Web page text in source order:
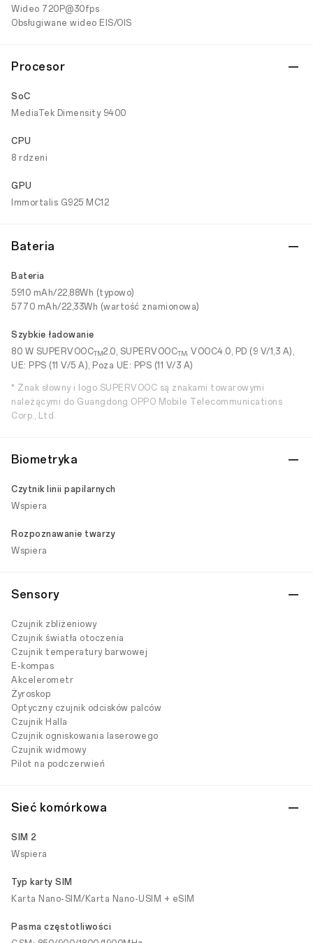
Wideo 720P@30fps
Obsługiwane wideo EIS/OIS
Procesor
SoC
MediaTek Dimensity 9400
CPU
8 rdzeni
GPU
Immortalis G925 MC12
Bateria
Bateria
5910 mAh/22,88Wh (typowo)
5770 mAh/22,33Wh (wartość znamionowa)
Szybkie ładowanie
80 W SUPERVOOCTM2.0, SUPERVOOCTM, VOOC4.0, PD (9 V/1,3 A),
UE: PPS (11 V/5 A), Poza UE: PPS (11 V/3 A)
* Znak słowny i logo SUPERVOOC są znakami towarowymi
należącymi do Guangdong OPPO Mobile Telecommunications
Corp., Ltd.
Biometryka
Czytnik linii papilarnych
Wspiera
Rozpoznawanie twarzy
Wspiera
Sensory
Czujnik zbliżeniowy
Czujnik światła otoczenia
Czujnik temperatury barwowej
E-kompas
Akcelerometr
Żyroskop
Optyczny czujnik odcisków palców
Czujnik Halla
Czujnik ogniskowania laserowego
Czujnik widmowy
Pilot na podczerwień
Sieć komórkowa
SIM 2
Wspiera
Typ karty SIM
Karta Nano-SIM/Karta Nano-USIM + eSIM
Pasma częstotliwości